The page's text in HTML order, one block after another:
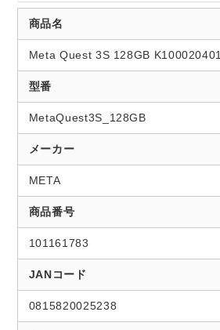
商品名
Meta Quest 3S 128GB K100020401
型番
MetaQuest3S_128GB
メーカー
META
商品番号
101161783
JANコード
0815820025238